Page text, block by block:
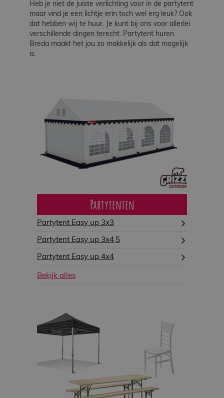
Heb je niet de juiste verlichting voor in de partytent
maar vind je een lichtje erin toch wel erg leuk? Ook
dat hebben wij te huur. Je kunt bij ons voor allerlei
verschillende dingen terecht. Partytent huren
Breda maakt het jou zo makkelijk als dat mogelijk
is.
Partytenten
Partytent Easy up 3x3
Partytent Easy up 3x4,5
Partytent Easy up 4x4
Bekijk alles